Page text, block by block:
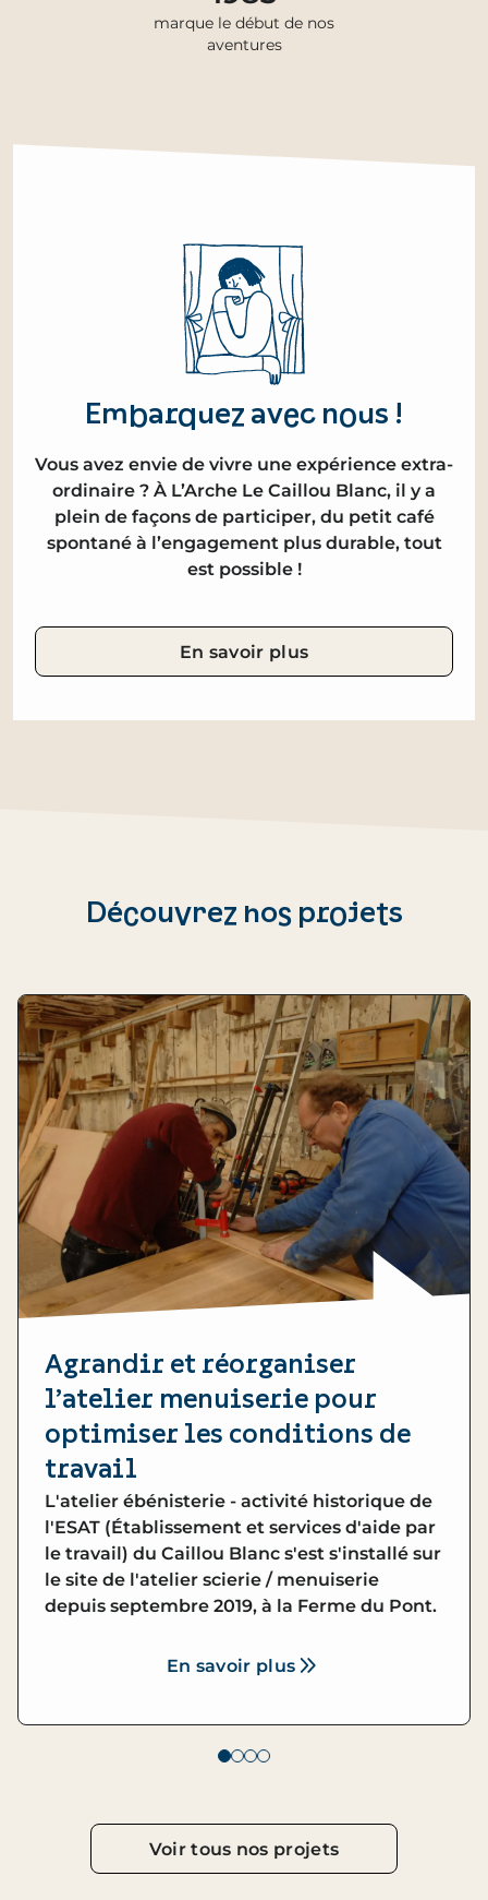
marque le début de nos
aventures
Embarquez avec nous !
Vous avez envie de vivre une expérience extra-
ordinaire ? À L’Arche Le Caillou Blanc, il y a
plein de façons de participer, du petit café
spontané à l’engagement plus durable, tout
est possible !
En savoir plus
Découvrez nos projets
Agrandir et réorganiser
l’atelier menuiserie pour
optimiser les conditions de
travail
L'atelier ébénisterie - activité historique de
l'ESAT (Établissement et services d'aide par
le travail) du Caillou Blanc s'est s'installé sur
le site de l'atelier scierie / menuiserie
depuis septembre 2019, à la Ferme du Pont.
En savoir plus
Voir tous nos projets